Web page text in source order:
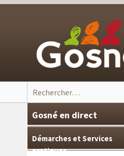
Skip to content
Rechercher :
Gosné en direct
Démarches et Services
pratiques